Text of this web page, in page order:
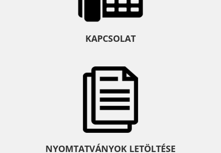
KAPCSOLAT
NYOMTATVÁNYOK LETÖLTÉSE